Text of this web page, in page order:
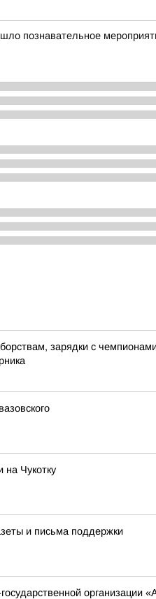
познавательное
зарядки с
на Чукотку
и письма поддержки
организации